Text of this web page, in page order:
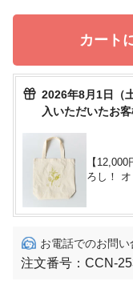
カート
2026年8月1日（
入いただいたお
【
ろし！
お電話でのお問
注文番号： CCN-